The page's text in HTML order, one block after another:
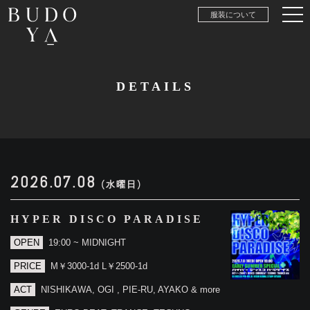
服装について
DETAILS
2026.07.08 (水曜日)
HYPER DISCO PARADISE
OPEN 19:00 ~ MIDNIGHT
PRICE M￥3000-1d L￥2500-1d
ACT NISHIKAWA, OGI , PIE-RU, AYAKO & more